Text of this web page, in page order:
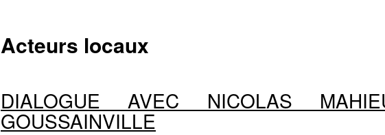
Acteurs locaux
DIALOGUE AVEC NICOLAS
GOUSSAINVILLE